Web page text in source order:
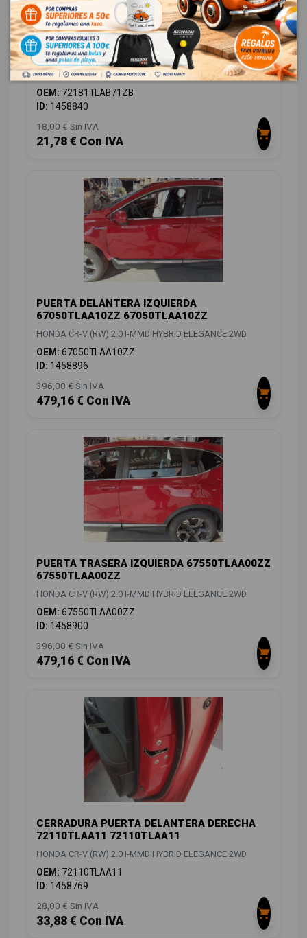
MANETA EXTERIOR TRASERA IZQUIERDA
72181TLAB71ZB 72181TLAB71ZB
HONDA CR-V (RW) 2.0 I-MMD HYBRID ELEGANCE 2WD
OEM: 72181TLAB71ZB
ID: 1458840
18,00 € Sin IVA
21,78 € Con IVA
PUERTA DELANTERA IZQUIERDA
67050TLAA10ZZ 67050TLAA10ZZ
HONDA CR-V (RW) 2.0 I-MMD HYBRID ELEGANCE 2WD
OEM: 67050TLAA10ZZ
ID: 1458896
396,00 € Sin IVA
479,16 € Con IVA
PUERTA TRASERA IZQUIERDA 67550TLAA00ZZ
67550TLAA00ZZ
HONDA CR-V (RW) 2.0 I-MMD HYBRID ELEGANCE 2WD
OEM: 67550TLAA00ZZ
ID: 1458900
396,00 € Sin IVA
479,16 € Con IVA
CERRADURA PUERTA DELANTERA DERECHA
72110TLAA11 72110TLAA11
HONDA CR-V (RW) 2.0 I-MMD HYBRID ELEGANCE 2WD
OEM: 72110TLAA11
ID: 1458769
28,00 € Sin IVA
33,88 € Con IVA